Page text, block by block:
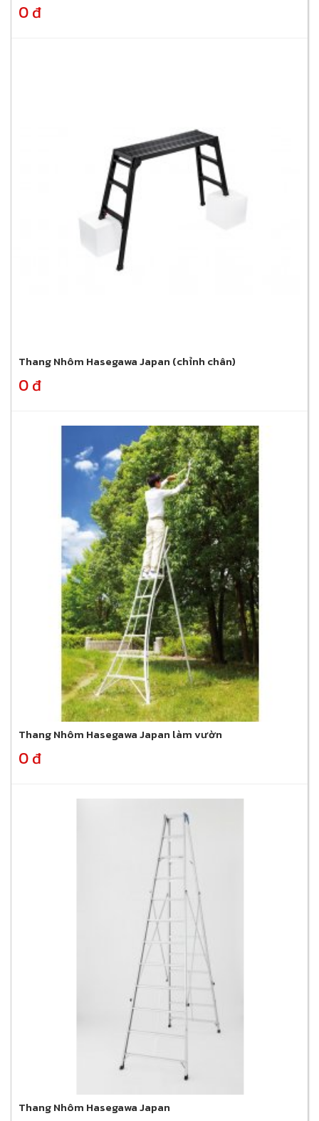
0 đ
Thang Nhôm Hasegawa Japan (chỉnh chân)
0 đ
Thang Nhôm Hasegawa Japan làm vườn
0 đ
Thang Nhôm Hasegawa Japan